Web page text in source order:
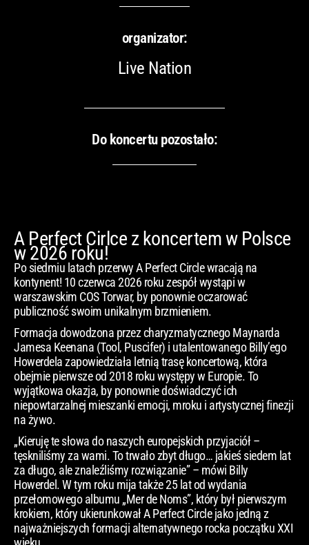
organizator:
Live Nation
Do koncertu pozostało:
A Perfect Cirlce z koncertem w Polsce
w 2026 roku!
Po siedmiu latach przerwy A Perfect Circle wracają na
kontynent! 10 czerwca 2026 roku zespół wystąpi w
warszawskim COS Torwar, by ponownie oczarować
publiczność swoim unikalnym brzmieniem.
Formacja dowodzona przez charyzmatycznego Maynarda
Jamesa Keenana (Tool, Puscifer) i utalentowanego Billy’ego
Howerdela zapowiedziała letnią trasę koncertową, która
obejmie pierwsze od 2018 roku występy w Europie. To
wyjątkowa okazja, by ponownie doświadczyć ich
niepowtarzalnej mieszanki emocji, mroku i artystycznej finezji
na żywo.
„Kieruję te słowa do naszych europejskich przyjaciół –
tęskniliśmy za wami. To trwało zbyt długo… jakieś siedem lat
za długo, ale znaleźliśmy rozwiązanie” – mówi Billy
Howerdel. W tym roku mija także 25 lat od wydania
przełomowego albumu „Mer de Noms”, który był pierwszym
krokiem, który ukierunkował A Perfect Circle jako jedną z
najważniejszych formacji alternatywnego rocka początku XXI